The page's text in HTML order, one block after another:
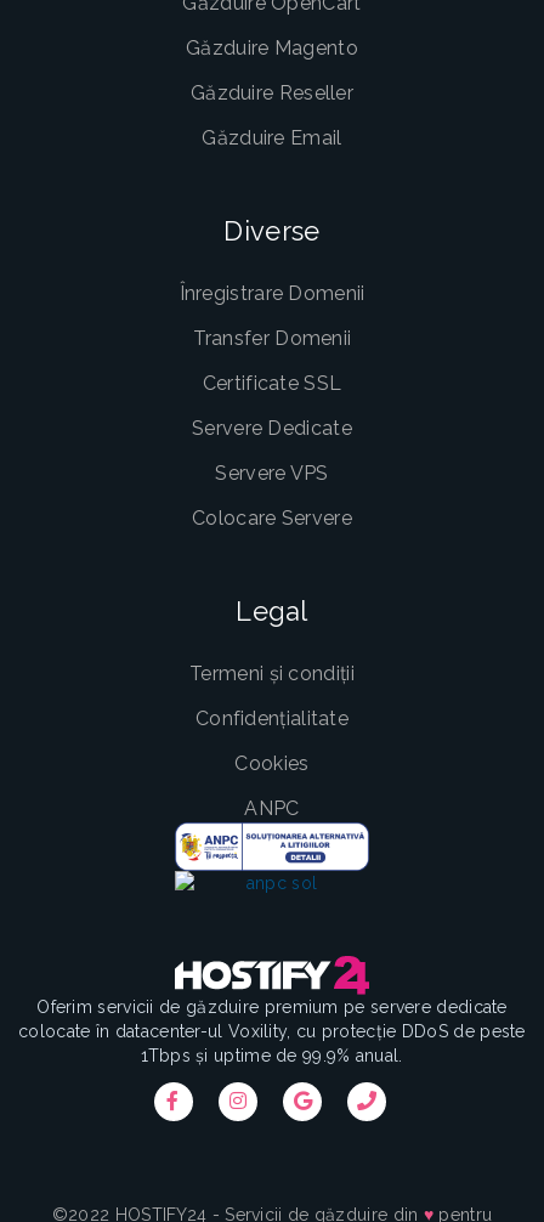
Găzduire Magento
Găzduire Reseller
Găzduire Email
Diverse
Înregistrare Domenii
Transfer Domenii
Certificate SSL
Servere Dedicate
Servere VPS
Colocare Servere
Legal
Termeni și condiții
Confidențialitate
Cookies
ANPC
Oferim servicii de găzduire premium pe servere dedicate
colocate în datacenter-ul Voxility, cu protecție DDoS de peste
1Tbps și uptime de 99.9% anual.
©2022 HOSTIFY24 - Servicii de găzduire din ♥ pentru